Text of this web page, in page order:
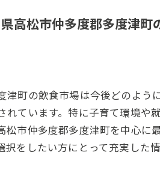
高松市仲多度郡多度津
津町の飲食市場は今後どのよ
れています。特に子育て環境
松市仲多度郡多度津町を中心
をしたい方にとって充実した